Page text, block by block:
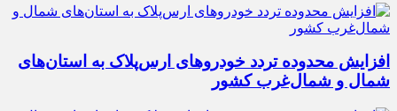
افزایش محدوده تردد خودروهای ارس‌پلاک به استان‌های
شمال و شمال‌غرب کشور